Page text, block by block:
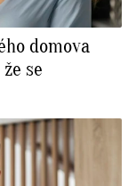
domova
se